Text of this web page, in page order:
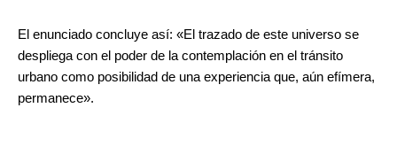
El enunciado concluye así: «El trazado de este universo se
despliega con el poder de la contemplación en el tránsito
urbano como posibilidad de una experiencia que, aún efímera,
permanece».